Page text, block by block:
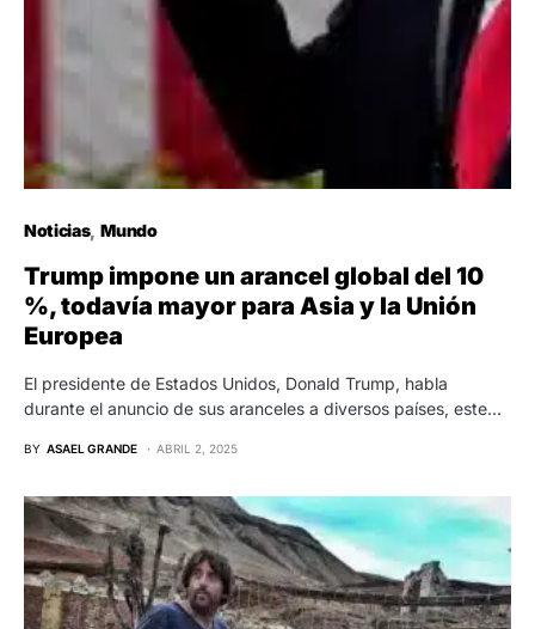
Noticias Mundo
Trump impone un arancel global del 10
%, todavía mayor para Asia y la Unión
Europea
El presidente de Estados Unidos, Donald Trump, habla
durante el anuncio de sus aranceles a diversos países, este…
BY ASAEL GRANDE ABRIL 2, 2025